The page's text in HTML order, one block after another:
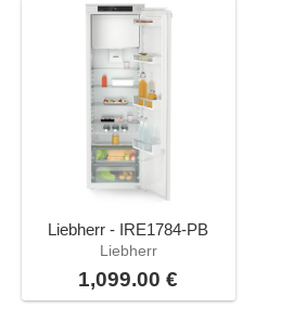
Liebherr - IRE1784-PB
Liebherr
1,099.00 €